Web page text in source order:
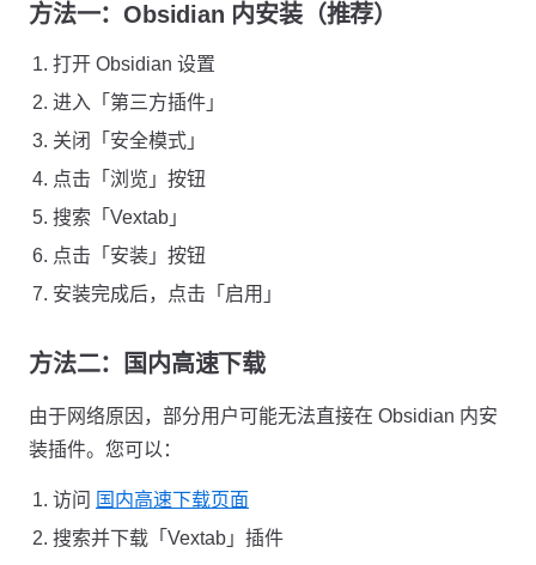
方法一：Obsidian 内安装（推荐）
打开 Obsidian 设置
进入「第三方插件」
关闭「安全模式」
点击「浏览」按钮
搜索「Vextab」
点击「安装」按钮
安装完成后，点击「启用」
方法二：国内高速下载
由于网络原因，部分用户可能无法直接在 Obsidian 内安
装插件。您可以：
访问 国内高速下载页面
搜索并下载「Vextab」插件